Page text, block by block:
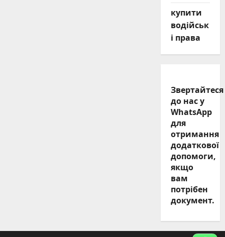
купити
водійськ
і права
Звертайтеся
до нас у
WhatsApp
для
отримання
додаткової
допомоги,
якщо
вам
потрібен
документ.